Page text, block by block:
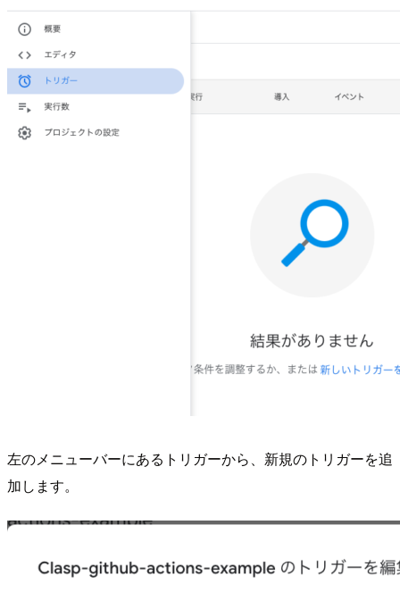
左のメニューバーにあるトリガーから、新規のトリガーを追
加します。